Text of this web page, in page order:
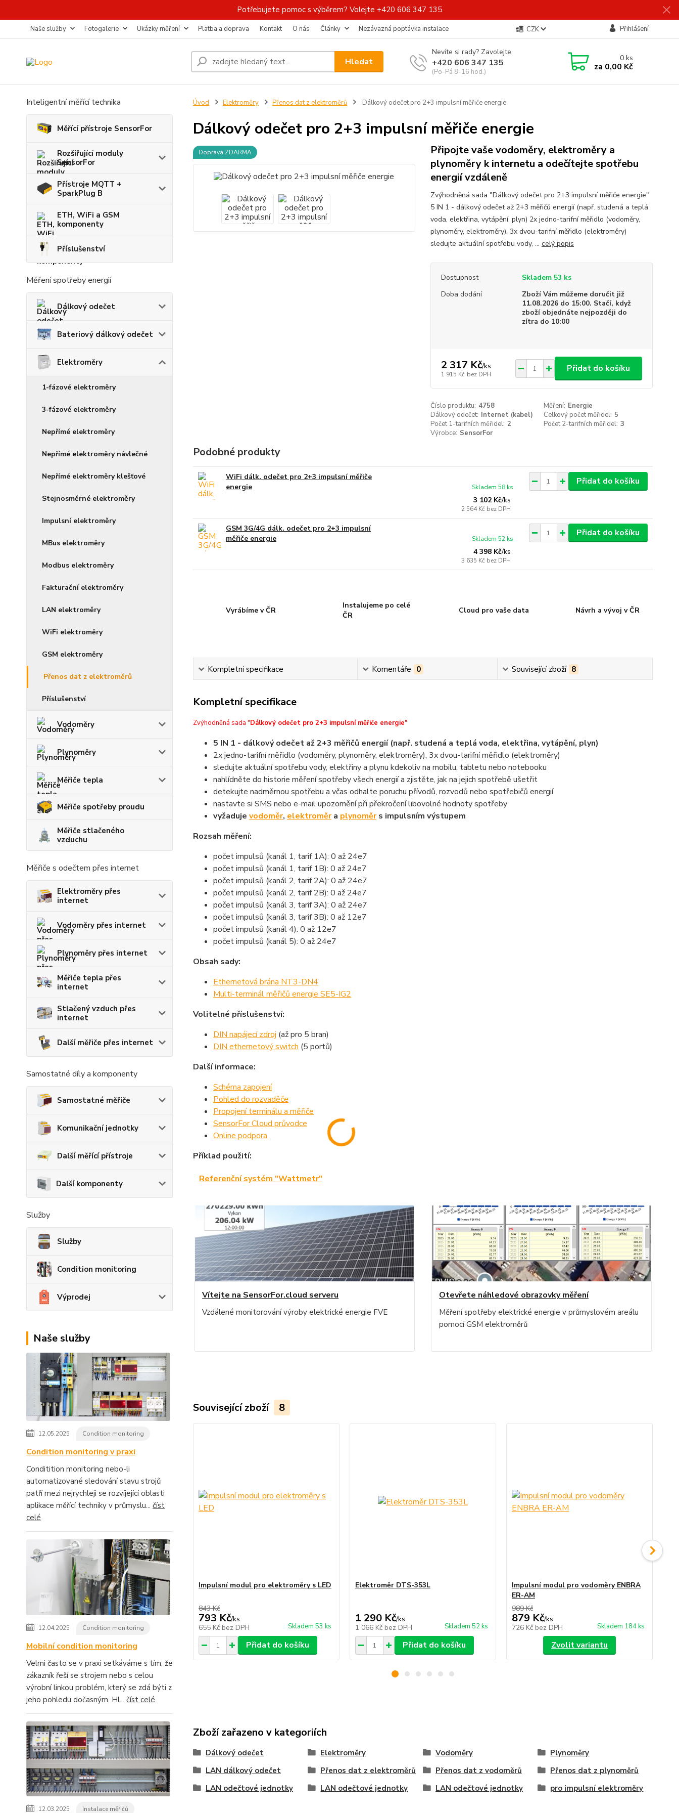
Potřebujete pomoc s výběrem? Volejte +420 606 347 135
Naše služby Fotogalerie Ukázky měření Platba a doprava Kontakt O nás Články Nezávazná poptávka instalace CZK Přihlášení
Hledat
Nevíte si rady? Zavolejte.
+420 606 347 135
(Po-Pá 8-16 hod.)
0ks
za 0,00 Kč
Inteligentní měřící technika
Měřící přístroje SensorFor
Rozšiřující moduly
SensorFor
Přístroje MQTT +
SparkPlug B
ETH, WiFi a GSM
komponenty
Příslušenství
Měření spotřeby energií
Dálkový odečet
Bateriový dálkový odečet
Elektroměry
1-fázové elektroměry
3-fázové elektroměry
Nepřímé elektroměry
Nepřímé elektroměry návlečné
Nepřímé elektroměry klešťové
Stejnosměrné elektroměry
Impulsní elektroměry
MBus elektroměry
Modbus elektroměry
Fakturační elektroměry
LAN elektroměry
WiFi elektroměry
GSM elektroměry
Přenos dat z elektroměrů
Příslušenství
Vodoměry
Plynoměry
Měřiče tepla
Měřiče spotřeby proudu
Měřiče stlačeného
vzduchu
Měřiče s odečtem přes internet
Elektroměry přes
internet
Vodoměry přes internet
Plynoměry přes internet
Měřiče tepla přes
internet
Stlačený vzduch přes
internet
Další měřiče přes internet
Samostatné díly a komponenty
Samostatné měřiče
Komunikační jednotky
Další měřící přístroje
Další komponenty
Služby
Služby
Condition monitoring
Výprodej
Naše služby
12.05.2025 Condition monitoring
Condition monitoring v praxi
Conditition monitoring nebo-li
automatizované sledování stavu strojů
patří mezi nejrychleji se rozvíjející oblasti
aplikace měřící techniky v průmyslu... číst
celé
12.04.2025 Condition monitoring
Mobilní condition monitoring
Velmi často se v praxi setkáváme s tím, že
zákazník řeší se strojem nebo s celou
výrobní linkou problém, který se zdá býti z
jeho pohledu dočasným. Hl... číst celé
12.03.2025 Instalace měřičů
Úvod Elektroměry Přenos dat z elektroměrů Dálkový odečet pro 2+3 impulsní měřiče energie
Dálkový odečet pro 2+3 impulsní měřiče energie
Doprava ZDARMA
Připojte vaše vodoměry, elektroměry a
plynoměry k internetu a odečítejte spotřebu
energií vzdáleně
Zvýhodněná sada "Dálkový odečet pro 2+3 impulsní měřiče energie"
5 IN 1 - dálkový odečet až 2+3 měřičů energií (např. studená a teplá
voda, elektřina, vytápění, plyn) 2x jedno-tarifní měřidlo (vodoměry,
plynoměry, elektroměry), 3x dvou-tarifní měřidlo (elektroměry)
sledujte aktuální spotřebu vody, ... celý popis
Dostupnost
Skladem 53 ks
Doba dodání
Zboží Vám můžeme doručit již
11.08.2026 do 15:00. Stačí, když
zboží objednáte nejpozději do
zítra do 10:00
2 317 Kč/ks
1 915 Kč bez DPH
Přidat do košíku
Číslo produktu: 4758 Měření: Energie
Dálkový odečet: Internet (kabel) Celkový počet měřidel: 5
Počet 1-tarifních měřidel: 2 Počet 2-tarifních měřidel: 3
Výrobce: SensorFor
Podobné produkty
WiFi dálk. odečet pro 2+3 impulsní měřiče
energie
3 102 Kč/ks
2 564 Kč bez DPH
Skladem 58 ks
Přidat do košíku
GSM 3G/4G dálk. odečet pro 2+3 impulsní
měřiče energie
4 398 Kč/ks
3 635 Kč bez DPH
Skladem 52 ks
Přidat do košíku
Vyrábíme v ČR
Instalujeme po celé
ČR
Cloud pro vaše data Návrh a vývoj v ČR
Kompletní specifikace Komentáře 0 Související zboží 8
Kompletní specifikace
Zvýhodněná sada "Dálkový odečet pro 2+3 impulsní měřiče energie"
5 IN 1 - dálkový odečet až 2+3 měřičů energií (např. studená a teplá voda, elektřina, vytápění, plyn)
2x jedno-tarifní měřidlo (vodoměry, plynoměry, elektroměry), 3x dvou-tarifní měřidlo (elektroměry)
sledujte aktuální spotřebu vody, elektřiny a plynu kdekoliv na mobilu, tabletu nebo notebooku
nahlídněte do historie měření spotřeby všech energií a zjistěte, jak na jejich spotřebě ušetřit
detekujte nadměrnou spotřebu a včas odhalte poruchu přívodů, rozvodů nebo spotřebičů energií
nastavte si SMS nebo e-mail upozornění při překročení libovolné hodnoty spotřeby
vyžaduje vodoměr, elektroměra plynoměrs impulsním výstupem
Rozsah měření:
počet impulsů (kanál 1, tarif 1A): 0 až 24e7
počet impulsů (kanál 1, tarif 1B): 0 až 24e7
počet impulsů (kanál 2, tarif 2A): 0 až 24e7
počet impulsů (kanál 2, tarif 2B): 0 až 24e7
počet impulsů (kanál 3, tarif 3A): 0 až 24e7
počet impulsů (kanál 3, tarif 3B): 0 až 12e7
počet impulsů (kanál 4): 0 až 12e7
počet impulsů (kanál 5): 0 až 24e7
Obsah sady:
Ethernetová brána NT3-DN4
Multi-terminál měřičů energie SE5-IG2
Volitelné příslušenství:
DIN napájecí zdroj (až pro 5 bran)
DIN ethernetový switch (5 portů)
Další informace:
Schéma zapojení
Pohled do rozvaděče
Propojení terminálu a měřiče
SensorFor Cloud průvodce
Online podpora
Příklad použití:
Referenční systém "Wattmetr"
Vítejte na SensorFor.cloud serveru
Vzdálené monitorování výroby elektrické energie FVE
Otevřete náhledové obrazovky měření
Měření spotřeby elektrické energie v průmyslovém areálu
pomocí GSM elektroměrů
Související zboží 8
Impulsní modul pro elektroměry s LED
843 Kč
793 Kč/ks
655 Kč bez DPH Skladem 53 ks
Přidat do košíku
Elektroměr DTS-353L
1 290 Kč/ks
1 066 Kč bez DPH Skladem 52 ks
Přidat do košíku
Impulsní modul pro vodoměry ENBRA
ER-AM
989 Kč
879 Kč/ks
726 Kč bez DPH Skladem 184 ks
Zvolit variantu
Zboží zařazeno v kategoriích
Dálkový odečet Elektroměry Vodoměry
Plynoměry
LAN dálkový odečet
Přenos dat z elektroměrů Přenos dat z vodoměrů
Přenos dat z plynoměrů
LAN odečtové jednotky
LAN odečtové jednotky LAN odečtové jednotky pro impulsní elektroměry